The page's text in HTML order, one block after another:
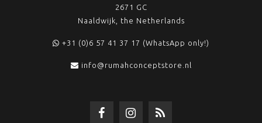
2671 GC
Naaldwijk, the Netherlands
+31 (0)6 57 41 37 17 (WhatsApp only!)
info@rumahconceptstore.nl